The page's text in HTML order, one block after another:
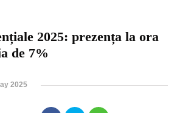
2025: prezența la ora
de 7%
2025